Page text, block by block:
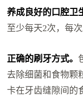
养成良好的口腔卫
至少每天2次，每次
正确的刷牙方式。
去除细菌和食物颗
卡在牙齿缝隙间的